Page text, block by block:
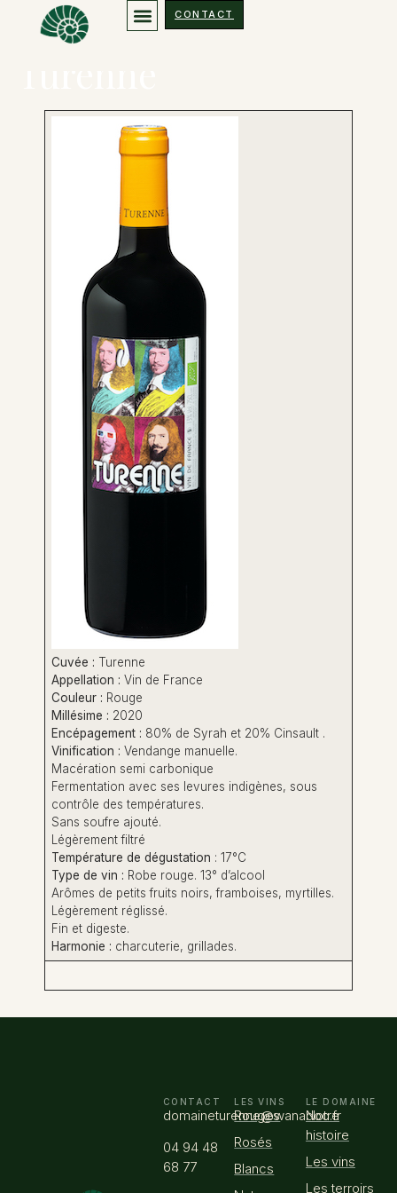
CONTACT
Vin de France Rouge
Cuvée : Turenne
Appellation : Vin de France
Couleur : Rouge
Millésime : 2020
Encépagement : 80% de Syrah et 20% Cinsault .
Vinification : Vendange manuelle.
Macération semi carbonique
Fermentation avec ses levures indigènes, sous
contrôle des températures.
Sans soufre ajouté.
Légèrement filtré
Température de dégustation : 17°C
Type de vin : Robe rouge. 13° d’alcool
Arômes de petits fruits noirs, framboises, myrtilles.
Légèrement réglissé.
Fin et digeste.
Harmonie : charcuterie, grillades.
LE DOMAINE
Notre
histoire
Les vins
Les terroirs
LES VINS
Rouges
Rosés
Blancs
CONTACT
domaineturenne@wanadoo.fr
04 94 48
68 77